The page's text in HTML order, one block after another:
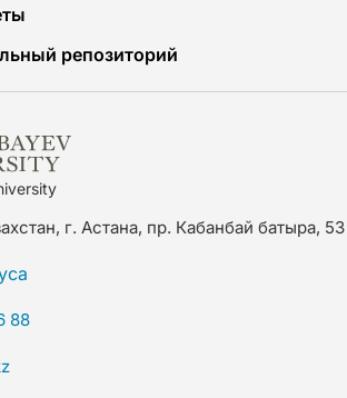
репозиторий
г. Астана, пр. Кабанбай батыра, 53
88